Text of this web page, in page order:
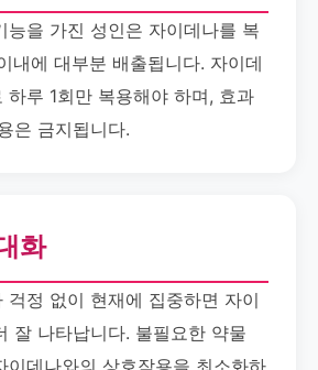
능을 가진 성인은 자이데나를 복
내에 대부분 배출됩니다. 자이데
하루 1회만 복용해야 하며, 효과
은 금지됩니다.
화
걱정 없이 현재에 집중하면 자이
잘 나타납니다. 불필요한 약물
이데나와의 상호작용을 최소화하